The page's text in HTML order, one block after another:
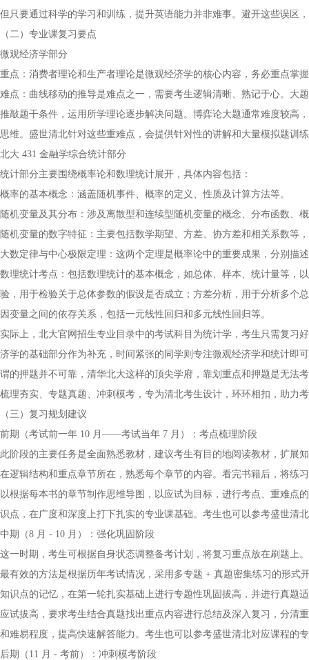
但只要通过科学的学习和训练，提升英语能力并非难事。避开这些误区
（二）专业课复习要点
微观经济学部分
重点：消费者理论和生产者理论是微观经济学的核心内容，务必重点掌
难点：曲线移动的推导是难点之一，需要考生逻辑清晰、熟记于心。大
推敲题干条件，运用所学理论逐步解决问题。博弈论大题通常难度较高
思维。盛世清北针对这些重难点，会提供针对性的讲解和大量模拟题训
北大 431 金融学综合统计部分
统计部分主要围绕概率论和数理统计展开，具体内容包括：
概率的基本概念：涵盖随机事件、概率的定义、性质及计算方法等。
随机变量及其分布：涉及离散型和连续型随机变量的概念、分布函数、
随机变量的数字特征：主要包括数学期望、方差、协方差和相关系数等
大数定律与中心极限定理：这两个定理是概率论中的重要成果，分别描
数理统计考点：包括数理统计的基本概念，如总体、样本、统计量等，
验，用于检验关于总体参数的假设是否成立；方差分析，用于分析多个
因变量之间的依存关系，包括一元线性回归和多元线性回归等。
实际上，北大官网招生专业目录中的考试科目为统计学，考生只需复习
济学的基础部分作为补充，时间紧张的同学则专注微观经济学和统计即
谓的押题并不可靠，清华北大这样的顶尖学府，靠划重点和押题是无法
梳理夯实、专题真题、冲刺模考，专为清北考生设计，环环相扣，助力
（三）复习规划建议
前期（考试前一年 10 月——考试当年 7 月）：考点梳理阶段
此阶段的主要任务是全面熟悉教材，建议考生有目的地阅读教材，扩展
在逻辑结构和重点章节所在，熟悉每个章节的内容。看完书籍后，将练
以根据每本书的章节制作思维导图，以应试为目标，进行考点、重难点
识点，在广度和深度上打下扎实的专业课基础。考生也可以参考盛世清
中期（8 月 - 10 月）：强化巩固阶段
这一时期，考生可根据自身状态调整备考计划，将复习重点放在刷题上
最有效的方法是根据历年考试情况，采用多专题 + 真题密集练习的形
知识点的记忆，在第一轮扎实基础上进行专题性巩固拔高，并进行真题
应试拔高，要求考生结合真题找出重点内容进行总结及深入复习，分清
和难易程度，提高快速解答能力。考生也可以参考盛世清北对应课程的
后期（11 月 - 考前）：冲刺模考阶段